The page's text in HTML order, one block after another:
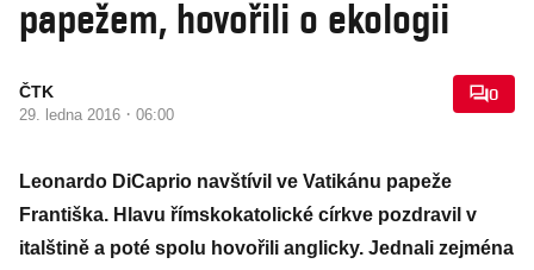
papežem, hovořili o ekologii
ČTK
29. ledna 2016 · 06:00
0
Leonardo DiCaprio navštívil ve Vatikánu papeže
Františka. Hlavu římskokatolické církve pozdravil v
italštině a poté spolu hovořili anglicky. Jednali zejména